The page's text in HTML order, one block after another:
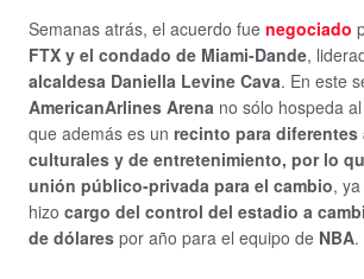
Semanas atrás, el acuerdo fue negociado
FTX y el condado de Miami-Dande,
alcaldesa Daniella Levine Cava. En este
AmericanArlines Arena no sólo hospeda al
que además es un recinto para
culturales y de entretenimiento, por lo
unión público-privada para el cambio,
hizo cargo del control del estadio a
de dólares por año para el equipo de NBA.